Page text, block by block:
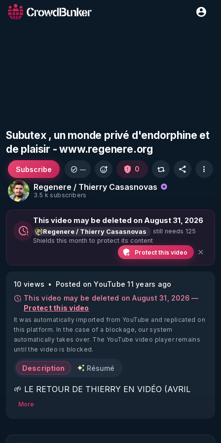
Subutex , un monde privé d'endorphine et
de plaisir - www.regenere.org
Regenere / Thierry Casasnovas
3.5 k subscribers
Subscribe — 0
This video may be deleted on August 31, 2026
Regenere / Thierry Casasnovas
still needs 125
Shields this month to protect its content
Protect this video
10 views
Posted on YouTube 11 years ago
This video may be deleted on August 31, 2026 —
Protect this video
It was automatically imported from YouTube and replicated on
this platform. In the case of a blockage, our system
automatically takes over. The YouTube video player remains
until the video is blocked.
Description Résumé
🌱 LE RETOUR DE THIERRY EN VIDÉO (AVRIL
2022)!
https://www.rgnr.fr/presentation.html
More